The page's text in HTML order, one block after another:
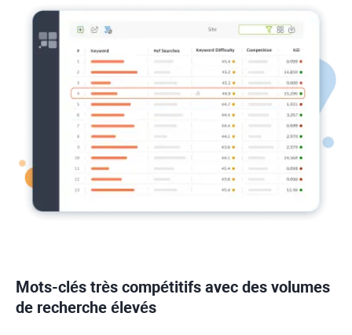
Mots-clés très compétitifs avec des volumes
de recherche élevés